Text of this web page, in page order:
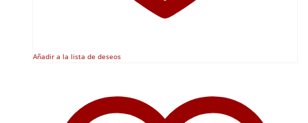
Añadir a la lista de deseos